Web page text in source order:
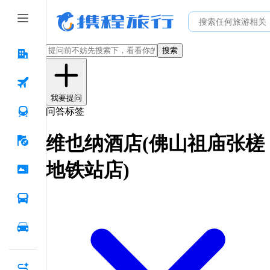
搜索
我要提问
问答标签
维也纳酒店(佛山祖庙张槎
地铁站店)